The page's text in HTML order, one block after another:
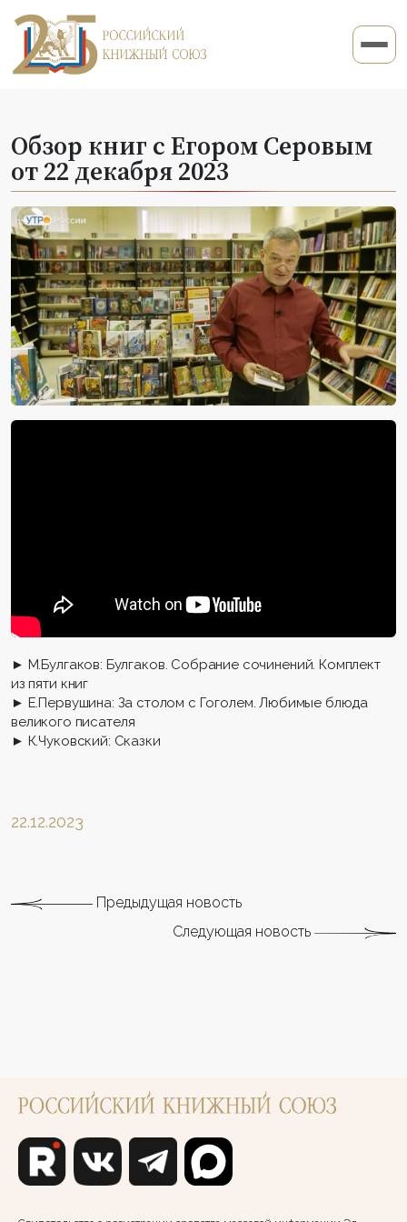
Обзор книг с Егором Серовым
от 22 декабря 2023
► М.Булгаков: Булгаков. Собрание сочинений. Комплект
из пяти книг
► Е.Первушина: За столом с Гоголем. Любимые блюда
великого писателя
► К.Чуковский: Сказки
22.12.2023
Предыдущая новость
Следующая новость